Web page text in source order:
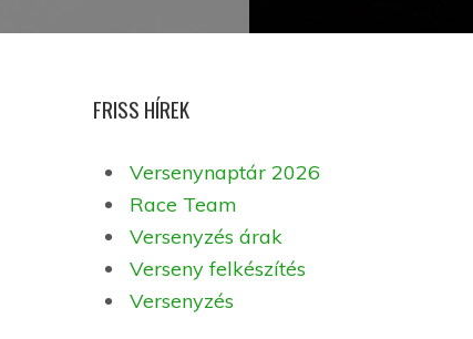
FRISS HÍREK
Versenynaptár 2026
Race Team
Versenyzés árak
Verseny felkészítés
Versenyzés